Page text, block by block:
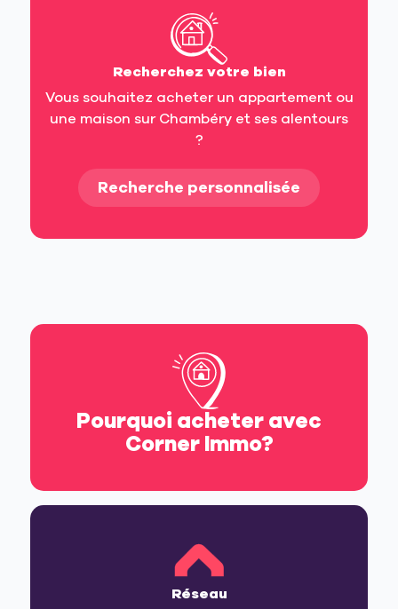
Recherchez votre bien
Vous souhaitez acheter un appartement ou
une maison sur Chambéry et ses alentours
?
Recherche personnalisée
Pourquoi acheter avec
Corner Immo?
Réseau